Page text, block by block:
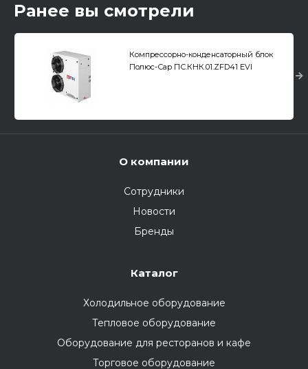
Ранее вы смотрели
Компрессорно-конденсаторный блок
Полюс-Сар ПС.КНК.01.ZFD41 EVI
О компании
Сотрудники
Новости
Бренды
Каталог
Холодильное оборудование
Тепловое оборудование
Оборудование для ресторанов и кафе
Торговое оборудование